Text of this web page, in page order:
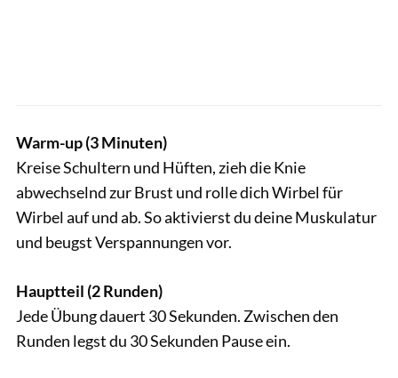
Warm-up (3 Minuten)
Kreise Schultern und Hüften, zieh die Knie
abwechselnd zur Brust und rolle dich Wirbel für
Wirbel auf und ab. So aktivierst du deine Muskulatur
und beugst Verspannungen vor.
Hauptteil (2 Runden)
Jede Übung dauert 30 Sekunden. Zwischen den
Runden legst du 30 Sekunden Pause ein.